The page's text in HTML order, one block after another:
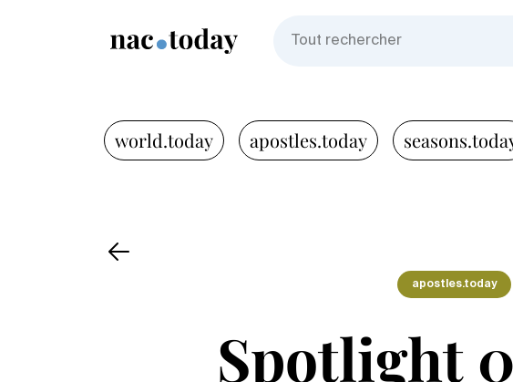
world.today apostles.today
apostles.today
Spotlight